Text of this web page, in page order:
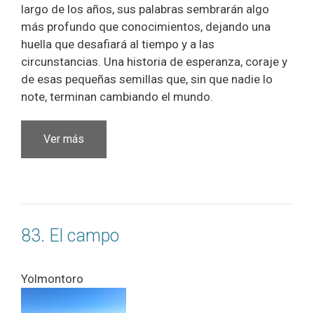
largo de los años, sus palabras sembrarán algo
más profundo que conocimientos, dejando una
huella que desafiará al tiempo y a las
circunstancias. Una historia de esperanza, coraje y
de esas pequeñas semillas que, sin que nadie lo
note, terminan cambiando el mundo.
Ver más
83. El campo
Yolmontoro